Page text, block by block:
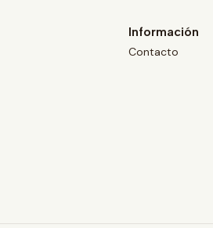
Información
Contacto